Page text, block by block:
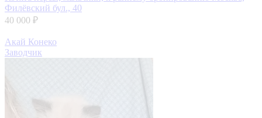
Филёвский бул., 40
40 000 ₽
Акай Конеко
Заводчик